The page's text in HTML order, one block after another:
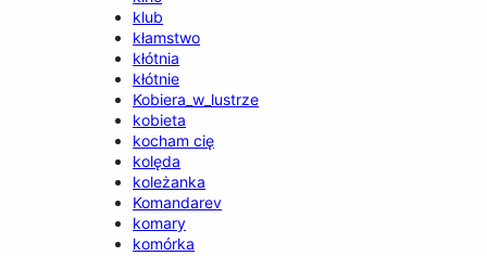
klub
kłamstwo
kłótnia
kłótnie
Kobiera_w_lustrze
kobieta
kocham cię
kolęda
koleżanka
Komandarev
komary
komórka